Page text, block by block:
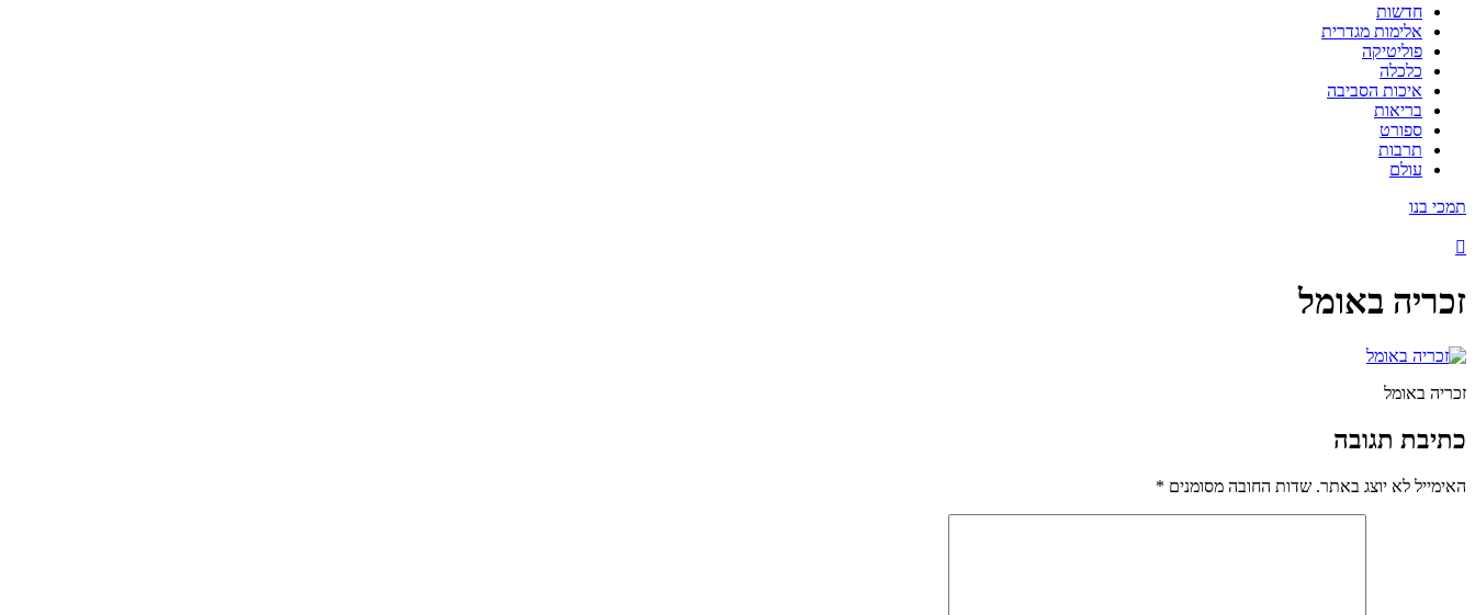
חדשות
אלימות מגדרית
פוליטיקה
כלכלה
איכות הסביבה
בריאות
ספורט
תרבות
עולם
תמכי בנו
זכריה באומל
זכריה באומל
כתיבת תגובה
האימייל לא יוצג באתר. שדות החובה מסומנים *